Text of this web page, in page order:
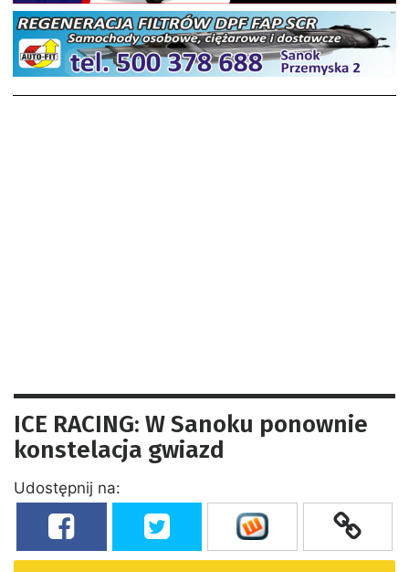
ICE RACING: W Sanoku ponownie
konstelacja gwiazd
Udostępnij na: